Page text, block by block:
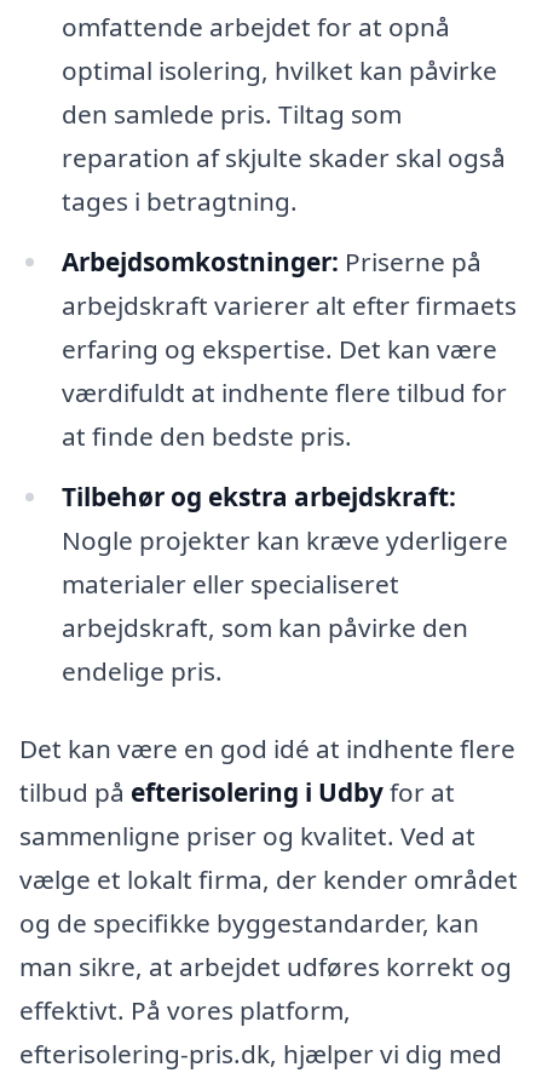
omfattende arbejdet for at opnå
optimal isolering, hvilket kan påvirke
den samlede pris. Tiltag som
reparation af skjulte skader skal også
tages i betragtning.
Arbejdsomkostninger: Priserne på
arbejdskraft varierer alt efter firmaets
erfaring og ekspertise. Det kan være
værdifuldt at indhente flere tilbud for
at finde den bedste pris.
Tilbehør og ekstra arbejdskraft:
Nogle projekter kan kræve yderligere
materialer eller specialiseret
arbejdskraft, som kan påvirke den
endelige pris.
Det kan være en god idé at indhente flere
tilbud på efterisolering i Udbyfor at
sammenligne priser og kvalitet. Ved at
vælge et lokalt firma, der kender området
og de specifikke byggestandarder, kan
man sikre, at arbejdet udføres korrekt og
effektivt. På vores platform,
efterisolering-pris.dk, hjælper vi dig med